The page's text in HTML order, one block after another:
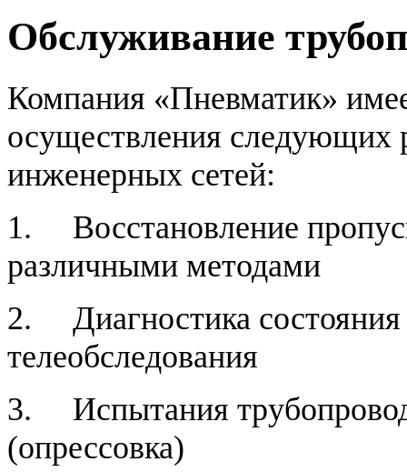
Обслуживание
Компания «Пневматик»
осуществления следующих
инженерных сетей:
1. Восстановление
различными методами
2. Диагностика состояния
телеобследования
3. Испытания
(опрессовка)